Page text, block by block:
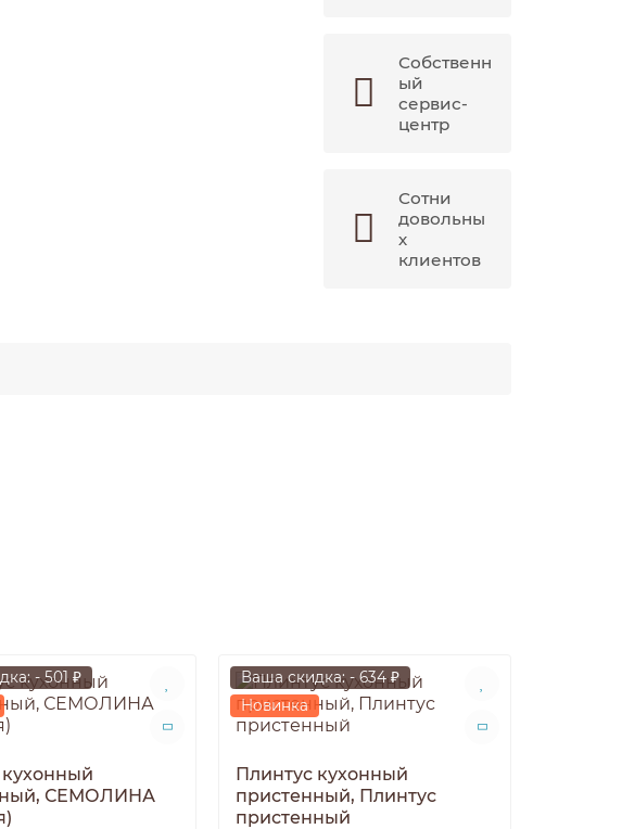
Собственн
ый
сервис-
центр
Сотни
довольны
х
клиентов
- 501 ₽
СЕМОЛИНА
Ваша скидка: - 634 ₽
Новинка
Плинтус кухонный
пристенный, Плинтус
пристенный